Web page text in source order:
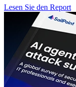
Lesen Sie den Report